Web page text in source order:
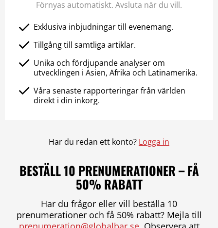
Förnyas automatiskt. Avsluta när du vill.
Exklusiva inbjudningar till evenemang.
Tillgång till samtliga artiklar.
Unika och fördjupande analyser om
utvecklingen i Asien, Afrika och Latinamerika.
Våra senaste rapporteringar från världen
direkt i din inkorg.
Har du redan ett konto? Logga in
BESTÄLL 10 PRENUMERATIONER – FÅ
50% RABATT
Har du frågor eller vill beställa 10
prenumerationer och få 50% rabatt? Mejla till